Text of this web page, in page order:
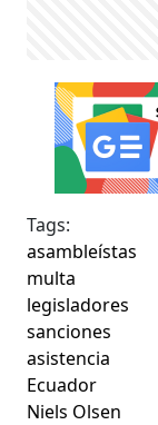
Tags:
asambleístas
multa
legisladores
sanciones
asistencia
Ecuador
Niels Olsen